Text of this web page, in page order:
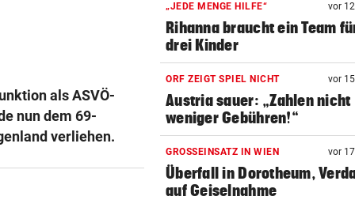
als ASVÖ-
nun dem 69-
verliehen.
„JEDE MENGE HILFE“ vor
Rihanna braucht ein Team
drei Kinder
ORF ZEIGT SPIEL NICHT vor
Austria sauer: „Zahlen nicht
weniger Gebühren!“
GROSSEINSATZ IN WIEN vor
Überfall in Dorotheum,
auf Geiselnahme